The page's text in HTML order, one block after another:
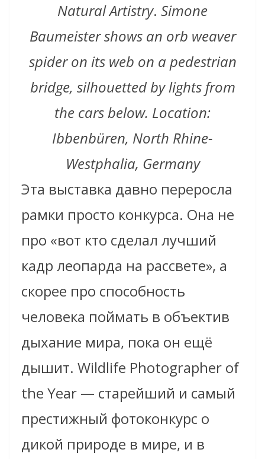
Natural Artistry. Simone
Baumeister shows an orb weaver
spider on its web on a pedestrian
bridge, silhouetted by lights from
the cars below. Location:
Ibbenbüren, North Rhine-
Westphalia, Germany
Эта выставка давно переросла
рамки просто конкурса. Она не
про «вот кто сделал лучший
кадр леопарда на рассвете», а
скорее про способность
человека поймать в объектив
дыхание мира, пока он ещё
дышит. Wildlife Photographer of
the Year — старейший и самый
престижный фотоконкурс о
дикой природе в мире, и в